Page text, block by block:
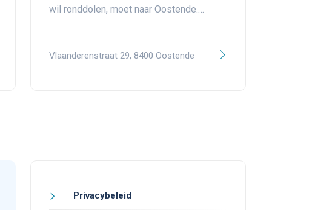
wil ronddolen, moet naar Oostende.…
Vlaanderenstraat 29, 8400 Oostende
Privacybeleid